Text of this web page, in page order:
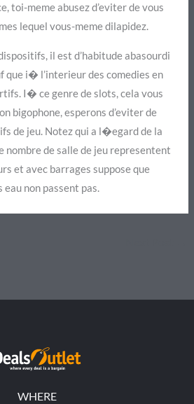
toi-meme abusez d’eviter de vous
lequel vous-meme dilapidez.
il est d’habitude abasourdi
que i� l’interieur des comedies en
I� ce genre de slots, cela vous
bigophone, esperons d’eviter de
de jeu. Notez qui a l�egard de la
nombre de salle de jeu representent
et avec barrages suppose que
eau non passent pas.
WHERE